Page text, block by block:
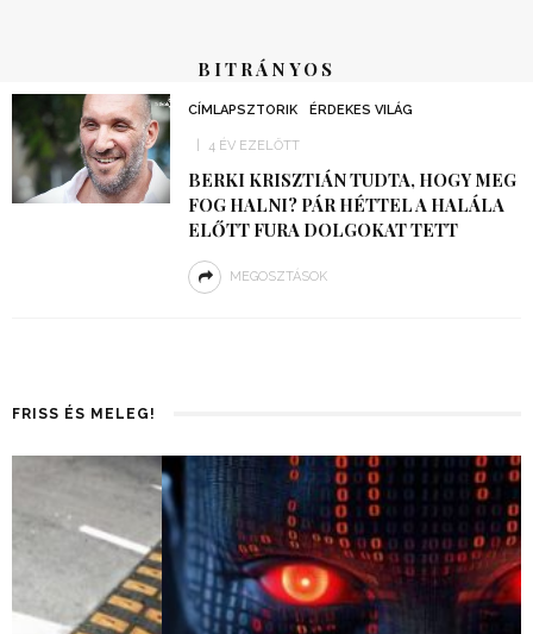
BITRÁNYOS
CÍMLAPSZTORIK ÉRDEKES VILÁG
4 ÉV EZELŐTT
BERKI KRISZTIÁN TUDTA, HOGY MEG
FOG HALNI? PÁR HÉTTEL A HALÁLA
ELŐTT FURA DOLGOKAT TETT
MEGOSZTÁSOK
FRISS ÉS MELEG!